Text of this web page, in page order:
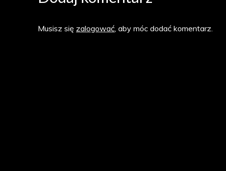
Musisz się zalogować, aby móc dodać komentarz.